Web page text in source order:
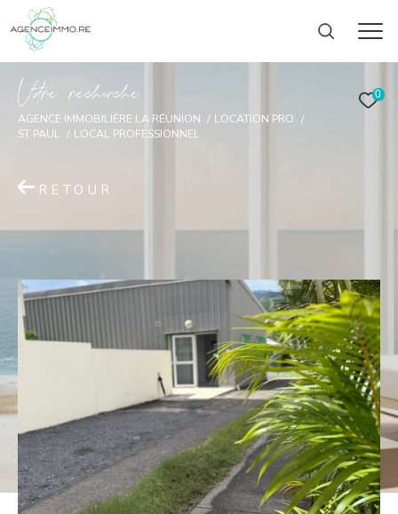
0
Vore recece
AGENCE IMMOBILIÈRE LA RÉUNION
LOCATION PRO
ST PAUL
LOCAL PROFESSIONNEL
RETOUR